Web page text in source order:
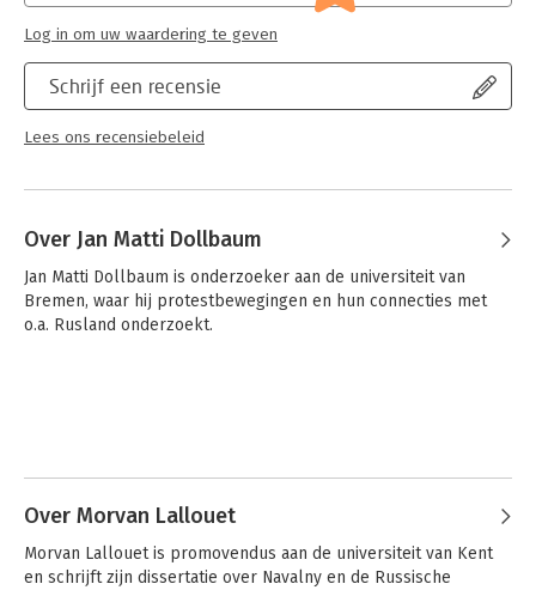
Schrijf een recensie
Lees ons recensiebeleid
Log in om uw waardering te geven
Over Jan Matti Dollbaum
Jan Matti Dollbaum is onderzoeker aan de universiteit van
Bremen, waar hij protestbewegingen en hun connecties met
o.a. Rusland onderzoekt.
Over Morvan Lallouet
Morvan Lallouet is promovendus aan de universiteit van Kent
en schrijft zijn dissertatie over Navalny en de Russische